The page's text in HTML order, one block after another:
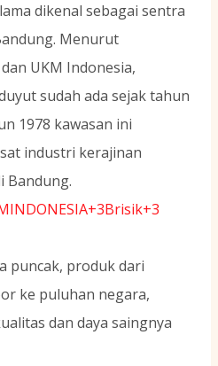
dikenal sebagai sentra
Menurut
UKM Indonesia,
sudah ada sejak tahun
1978 kawasan ini
industri kerajinan
Bandung.
puncak, produk dari
ke puluhan negara,
dan daya saingnya